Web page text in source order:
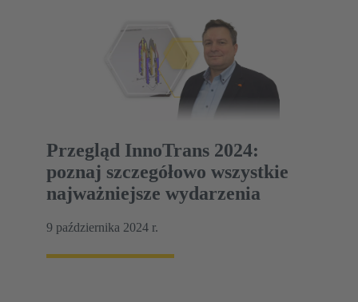
Przegląd InnoTrans 2024:
poznaj szczegółowo wszystkie
najważniejsze wydarzenia
9 października 2024 r.